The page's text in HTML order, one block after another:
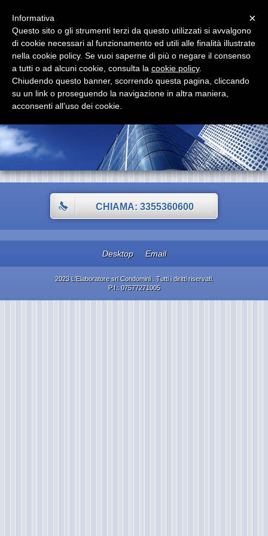
L'Elaboratore srl Condomini
Amministrazione Condomini Consulenze Studio Tecnico
Geom. Massimo Cristoferi
CHIAMA: 3355360600
Desktop Email
2023 L'Elaboratore srl Condomini . Tutti i diritti riservati.
P.I.: 07577271005
×
Informativa
Questo sito o gli strumenti terzi da questo utilizzati si avvalgono
di cookie necessari al funzionamento ed utili alle finalità illustrate
nella cookie policy. Se vuoi saperne di più o negare il consenso
a tutti o ad alcuni cookie, consulta la cookie policy.
Chiudendo questo banner, scorrendo questa pagina, cliccando
su un link o proseguendo la navigazione in altra maniera,
acconsenti all’uso dei cookie.